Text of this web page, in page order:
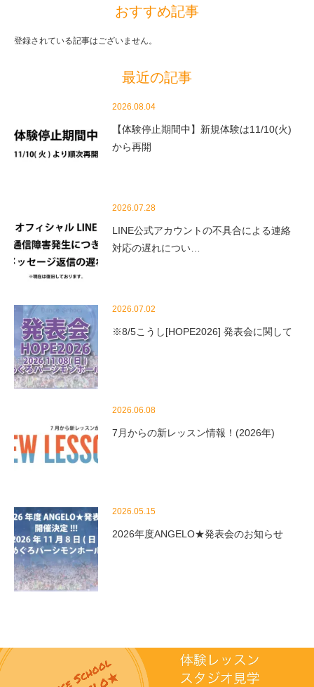
おすすめ記事
登録されている記事はございません。
最近の記事
2026.08.04
【体験停止期間中】新規体験は11/10(火)
から再開
2026.07.28
LINE公式アカウントの不具合による連絡
対応の遅れについ…
2026.07.02
※8/5こうし[HOPE2026] 発表会に関して
2026.06.08
7月からの新レッスン情報！(2026年)
2026.05.15
2026年度ANGELO★発表会のお知らせ